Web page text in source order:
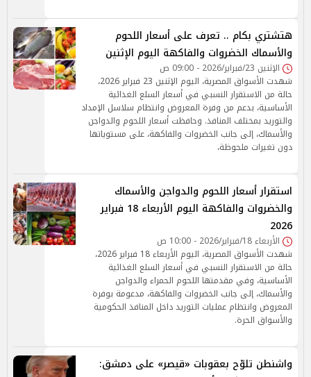
هتشتري بكام .. تعرف على أسعار اللحوم
والأسماك الخضروات والفاكهة اليوم الإثنين
الإثنين 23/فبراير/2026 - 09:00 ص
شهدت الأسواق المصرية، اليوم الإثنين 23 فبراير 2026،
حالة من الاستقرار النسبي في أسعار السلع الغذائية
الأساسية، بدعم من وفرة المعروض وانتظام سلاسل الإمداد
والتوريد بمختلف المنافذ. وحافظت أسعار اللحوم والدواجن
والأسماك، إلى جانب الخضروات والفاكهة، على مستوياتها
دون تغيرات ملحوظة،
استقرار أسعار اللحوم والدواجن والأسماك
والخضروات والفاكهة اليوم الأربعاء 18 فبراير
2026
الأربعاء 18/فبراير/2026 - 10:00 ص
شهدت الأسواق المصرية، اليوم الأربعاء 18 فبراير 2026،
حالة من الاستقرار النسبي في أسعار السلع الغذائية
الأساسية، وفي مقدمتها اللحوم الحمراء والدواجن
والأسماك، إلى جانب الخضروات والفاكهة، مدعومة بوفرة
المعروض وانتظام عمليات التوريد داخل المنافذ الحكومية
والأسواق الحرة.
واشنطن تلوّح بعقوبات «قيصر» على دمشق: